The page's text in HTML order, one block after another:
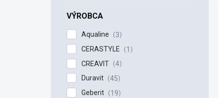
VÝROBCA
Aqualine
3
CERASTYLE
1
CREAVIT
4
Duravit
45
Geberit
19